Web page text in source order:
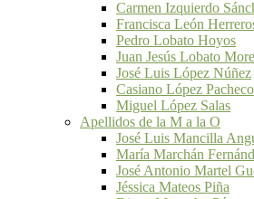
Carmen Izquierdo
Francisca León
Pedro Lobato Hoyos
Juan Jesús Lobato
José Luis López Núñez
Casiano López Pacheco
Miguel López Salas
Apellidos de la M a la O
José Luis Mancilla
María Marchán
José Antonio Martel
Jéssica Mateos Piña